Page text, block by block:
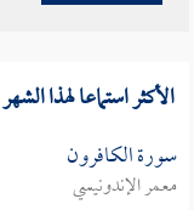
الأكثر استماعا لهذا الشهر
سورة الكافرون
معمر الإندونيسي